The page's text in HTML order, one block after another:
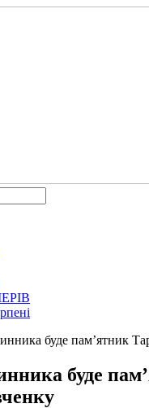
буде пам’ятник
буде